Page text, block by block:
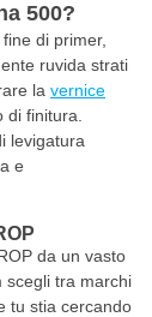
500?
di primer,
ruvida strati
la vernice
di finitura.
levigatura
e
da un vasto
scegli tra marchi
tu stia cercando